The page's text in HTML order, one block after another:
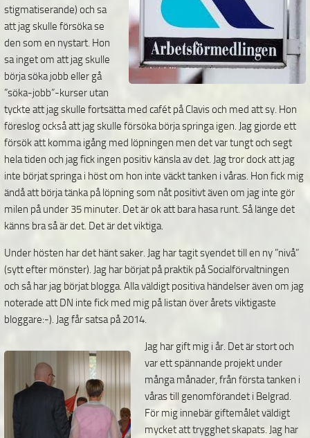
stigmatiserande) och sa
att jag skulle försöka se
den som en nystart. Hon
sa inget om att jag skulle
börja söka jobb eller gå
”söka-jobb”-kurser utan
tyckte att jag skulle fortsätta med cafét på Clavis och med att sy. Hon
föreslog också att jag skulle försöka börja springa igen. Jag gjorde ett
försök att komma igång med löpningen men det var tungt och segt
hela tiden och jag fick ingen positiv känsla av det. Jag tror dock att jag
inte börjat springa i höst om hon inte väckt tanken i våras. Hon fick mig
ändå att börja tänka på löpning som nåt positivt även om jag inte gör
milen på under 35 minuter. Det är ok att bara hasa runt. Så länge det
känns bra så är det. Det är det viktiga.
Under hösten har det hänt saker. Jag har tagit syendet till en ny ”nivå”
(sytt efter mönster). Jag har börjat på praktik på Socialförvaltningen
och så har jag börjat blogga. Alla väldigt positiva händelser även om jag
noterade att DN inte fick med mig på listan över årets viktigaste
bloggare:-). Jag får satsa på 2014.
Jag har gift mig i år. Det är stort och
var ett spännande projekt under
många månader, från första tanken i
våras till genomförandet i Belgrad.
För mig innebär giftemålet väldigt
mycket att trygghet skapats. Jag har